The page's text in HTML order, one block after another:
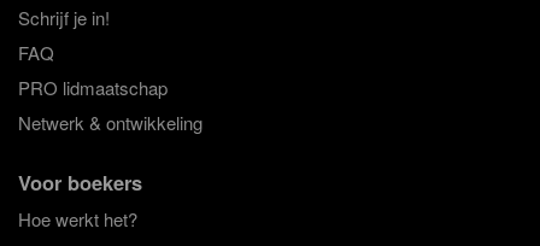
Schrijf je in!
FAQ
PRO lidmaatschap
Netwerk & ontwikkeling
Voor boekers
Hoe werkt het?